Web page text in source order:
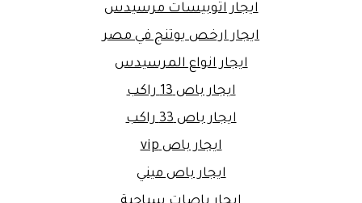
ايجار اتوبيسات مرسيدس
ايجار ارخص يوتنج في مصر
ايجار انواع المرسيدس
ايجار باص 13 راكب
ايجار باص 33 راكب
ايجار باص vip
ايجار باص ميني